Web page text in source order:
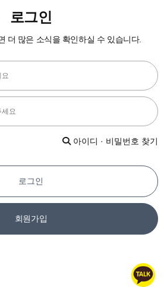
로그인
더 많은 소식을 확인하실 수 있습니다.
아이디 · 비밀번호 찾기
로그인
회원가입